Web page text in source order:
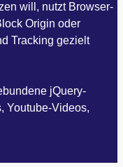
will, nutzt Browser-
Origin oder
Tracking gezielt
jQuery-
Youtube-Videos,